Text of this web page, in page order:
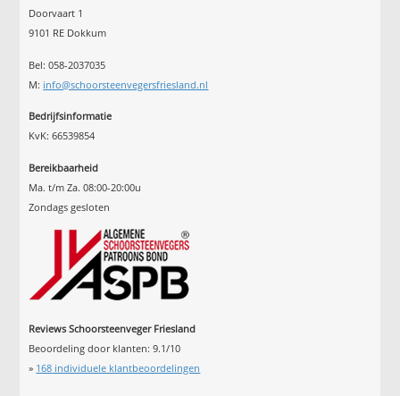
Doorvaart 1
9101 RE Dokkum
Bel: 058-2037035
M: info@schoorsteenvegersfriesland.nl
Bedrijfsinformatie
KvK: 66539854
Bereikbaarheid
Ma. t/m Za. 08:00-20:00u
Zondags gesloten
Reviews Schoorsteenveger Friesland
Beoordeling door klanten:9.1/10
» 168 individuele klantbeoordelingen